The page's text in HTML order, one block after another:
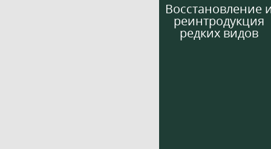
Восстановление
реинтродукция
редких видов